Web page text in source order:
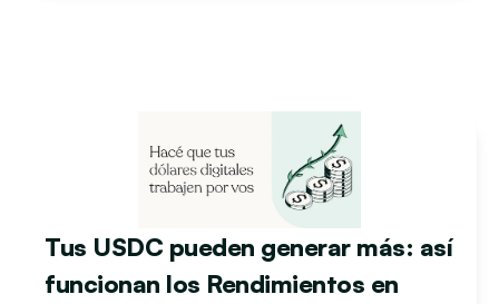
Tus USDC pueden generar más: así
funcionan los Rendimientos en